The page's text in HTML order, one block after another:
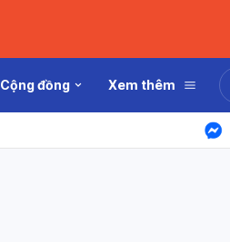
Cộng đồng Xem thêm